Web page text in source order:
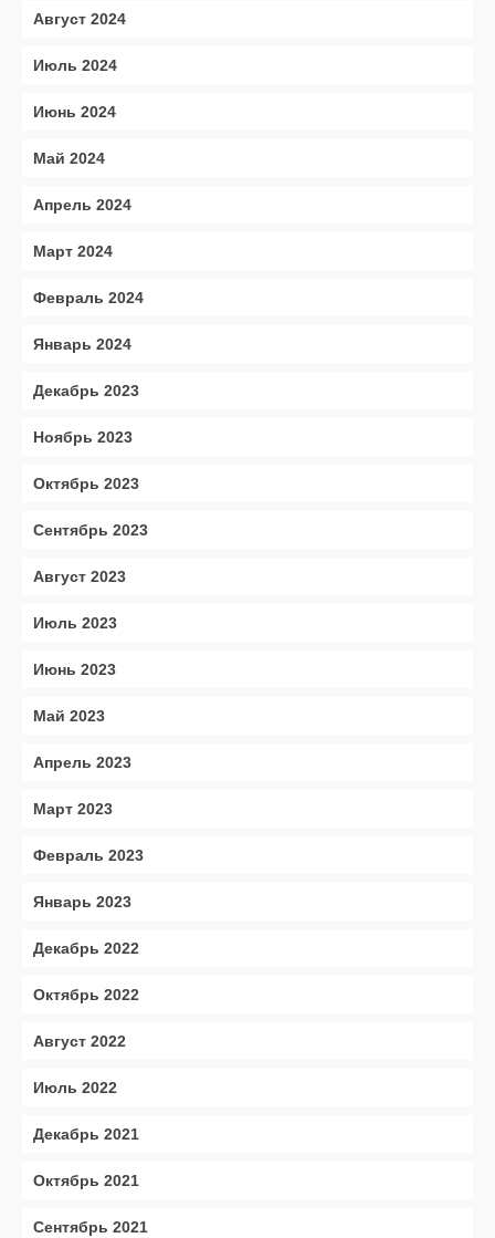
Август 2024
Июль 2024
Июнь 2024
Май 2024
Апрель 2024
Март 2024
Февраль 2024
Январь 2024
Декабрь 2023
Ноябрь 2023
Октябрь 2023
Сентябрь 2023
Август 2023
Июль 2023
Июнь 2023
Май 2023
Апрель 2023
Март 2023
Февраль 2023
Январь 2023
Декабрь 2022
Октябрь 2022
Август 2022
Июль 2022
Декабрь 2021
Октябрь 2021
Сентябрь 2021